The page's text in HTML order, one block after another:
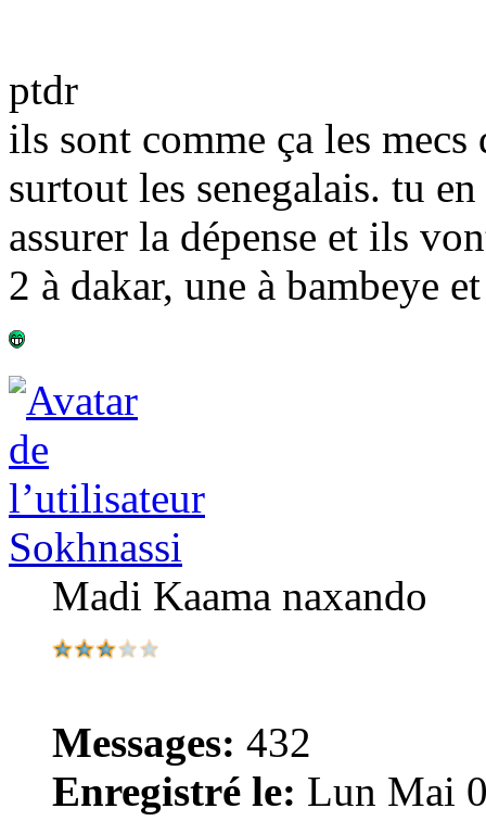
ptdr
ils sont comme ça les mecs
surtout les senegalais. tu
assurer la dépense et ils
2 à dakar, une à bambeye
Sokhnassi
Madi Kaama naxando
Messages: 432
Enregistré le: Lun Mai